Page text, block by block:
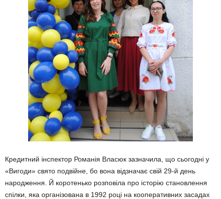
Кредитний інспектор Ро­манія Власюк зазначила, що сьогодні у
«Вигоди» свято подвійне, бо вона відзначає свій 29-й день
народження. Й коротенько розповіла про історію становлення
спілки, яка організована в 1992 році на кооперативних засадах